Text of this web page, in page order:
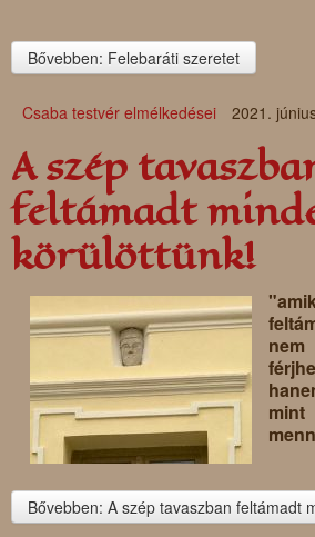
Bővebben: Felebaráti szeretet
Csaba testvér elmélkedései 2021.
A szép
feltámadt
körülöttünk!
nem
Bővebben: A szép tavaszban feltámadt